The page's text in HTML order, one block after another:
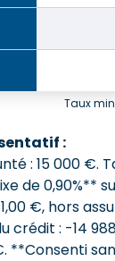
Taux
:
: 15 000 €.
de 0,90%**
€, hors
crédit : -14
. **Consenti